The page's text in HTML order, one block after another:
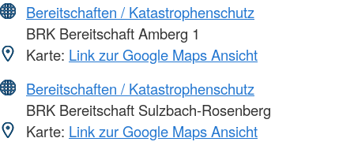
Bereitschaften / Katastrophenschutz
BRK Bereitschaft Amberg 1
Karte: Link zur Google Maps Ansicht
Bereitschaften / Katastrophenschutz
BRK Bereitschaft Sulzbach-Rosenberg
Karte: Link zur Google Maps Ansicht